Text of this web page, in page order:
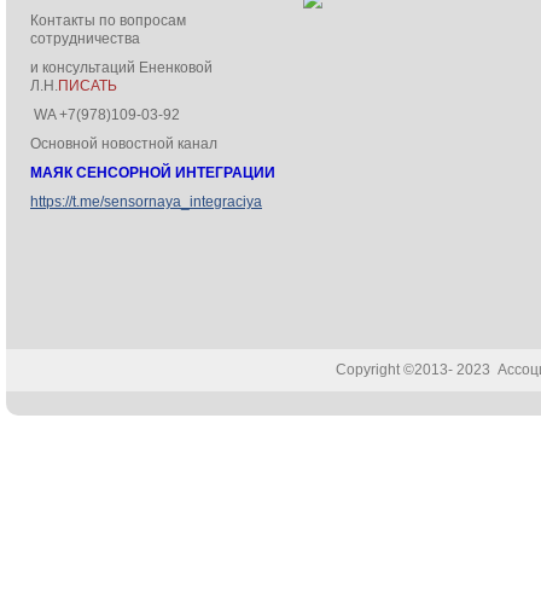
Контакты по вопросам
сотрудничества
и консультаций Ененковой
Л.Н.ПИСАТЬ
WA +7(978)109-03-92
Основной новостной канал
МАЯК СЕНСОРНОЙ ИНТЕГРАЦИИ
https://t.me/sensornaya_integraciya
Copyright ©2013- 2023